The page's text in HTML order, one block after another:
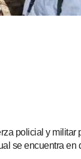
policial y militar
se encuentra en